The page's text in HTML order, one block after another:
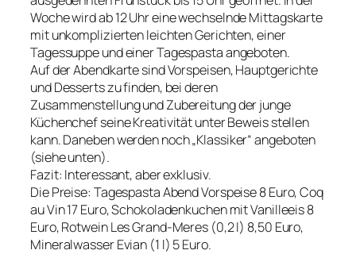
Woche wird ab 12 Uhr eine wechselnde Mittagskarte
mit unkomplizierten leichten Gerichten, einer
Tagessuppe und einer Tagespasta angeboten.
Auf der Abendkarte sind Vorspeisen, Hauptgerichte
und Desserts zu finden, bei deren
Zusammenstellung und Zubereitung der junge
Küchenchef seine Kreativität unter Beweis stellen
kann. Daneben werden noch „Klassiker“ angeboten
(siehe unten).
Fazit: Interessant, aber exklusiv.
Die Preise: Tagespasta Abend Vorspeise 8 Euro, Coq
au Vin 17 Euro, Schokoladenkuchen mit Vanilleeis 8
Euro, Rotwein Les Grand-Meres (0,2 l) 8,50 Euro,
Mineralwasser Evian (1 l) 5 Euro.